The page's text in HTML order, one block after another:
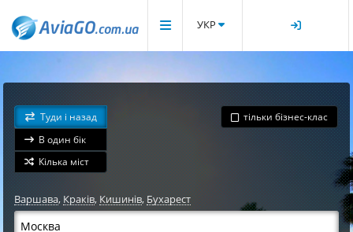
УКР
Туди і назад
В один бік
Кілька міст
тільки бізнес-клас
Варшава, Краків,Кишинів,Бухарест